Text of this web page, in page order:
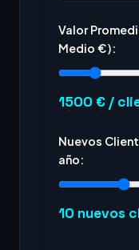
Valor
Medio €):
1500 € /
Nuevos
año:
10 nuevos